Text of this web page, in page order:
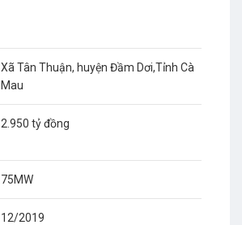
Xã Tân Thuận, huyện Đầm Dơi,Tỉnh Cà
Mau
2.950 tỷ đồng
75MW
12/2019